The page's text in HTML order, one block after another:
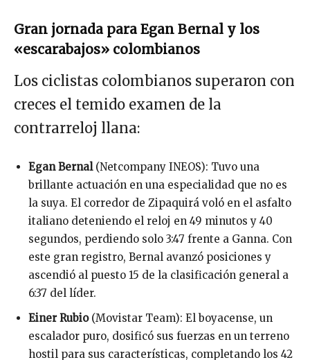
Gran jornada para Egan Bernal y los
«escarabajos» colombianos
Los ciclistas colombianos superaron con
creces el temido examen de la
contrarreloj llana:
Egan Bernal(Netcompany INEOS): Tuvo una
brillante actuación en una especialidad que no es
la suya. El corredor de Zipaquirá voló en el asfalto
italiano deteniendo el reloj en 49 minutos y 40
segundos, perdiendo solo 3:47 frente a Ganna. Con
este gran registro, Bernal avanzó posiciones y
ascendió al puesto 15 de la clasificación general a
6:37 del líder.
Einer Rubio(Movistar Team): El boyacense, un
escalador puro, dosificó sus fuerzas en un terreno
hostil para sus características, completando los 42